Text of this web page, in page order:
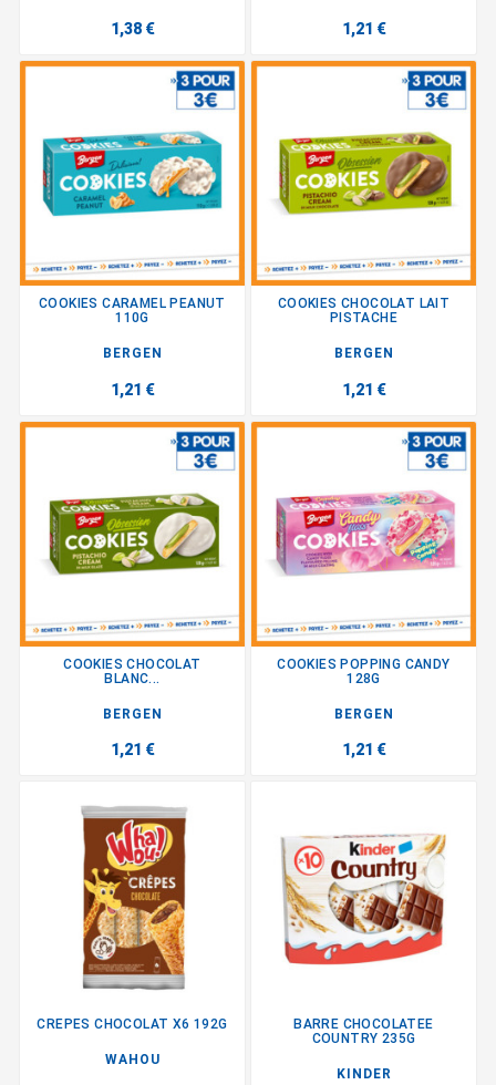
1,38 € 1,21 €
COOKIES CARAMEL PEANUT
110G
BERGEN
1,21 €
COOKIES CHOCOLAT LAIT
PISTACHE
BERGEN
1,21 €
COOKIES CHOCOLAT
BLANC...
BERGEN
1,21 €
COOKIES POPPING CANDY
128G
BERGEN
1,21 €
CREPES CHOCOLAT X6 192G
WAHOU
BARRE CHOCOLATEE
COUNTRY 235G
KINDER